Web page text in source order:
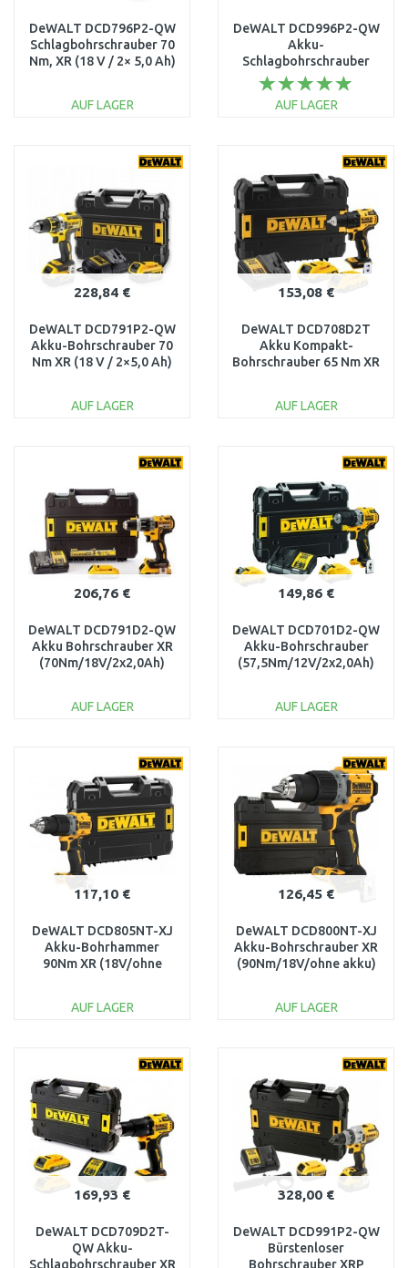
DeWALT DCD796P2-QW
Schlagbohrschrauber 70
Nm, XR (18 V / 2× 5,0 Ah)
AUF LAGER
DeWALT DCD996P2-QW
Akku-
Schlagbohrschrauber
95Nm XR/XRP
(18V/2×5,0Ah) im
TSTAK-Koffer
AUF LAGER
Vergleichen
228,84 €
DeWALT DCD791P2-QW
Akku-Bohrschrauber 70
Nm XR (18 V / 2×5,0 Ah)
AUF LAGER
153,08 €
DeWALT DCD708D2T
Akku Kompakt-
Bohrschrauber 65 Nm XR
AUF LAGER
Vergleichen
206,76 €
DeWALT DCD791D2-QW
Akku Bohrschrauber XR
(70Nm/18V/2x2,0Ah)
AUF LAGER
Vergleichen
149,86 €
DeWALT DCD701D2-QW
Akku-Bohrschrauber
(57,5Nm/12V/2x2,0Ah)
AUF LAGER
Vergleichen
117,10 €
DeWALT DCD805NT-XJ
Akku-Bohrhammer
90Nm XR (18V/ohne
AUF LAGER
Vergleichen
126,45 €
DeWALT DCD800NT-XJ
Akku-Bohrschrauber XR
(90Nm/18V/ohne akku)
AUF LAGER
Vergleichen
169,93 €
DeWALT DCD709D2T-
QW Akku-
Schlagbohrschrauber XR
328,00 €
DeWALT DCD991P2-QW
Bürstenloser
Bohrschrauber XRP